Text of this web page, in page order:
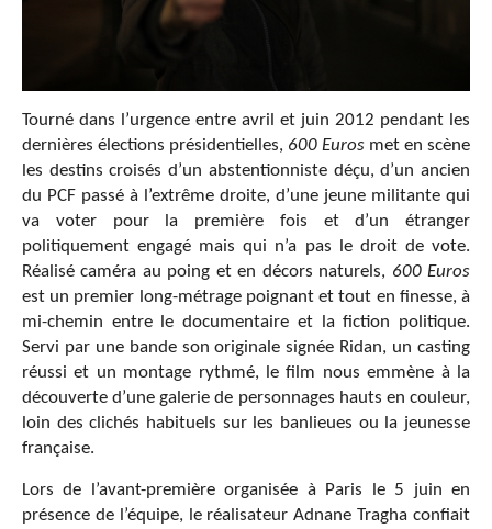
Tourné dans l’urgence entre avril et juin 2012 pendant les
dernières élections présidentielles, 600 Euros met en scène
les destins croisés d’un abstentionniste déçu, d’un ancien
du PCF passé à l’extrême droite, d’une jeune militante qui
va voter pour la première fois et d’un étranger
politiquement engagé mais qui n’a pas le droit de vote.
Réalisé caméra au poing et en décors naturels, 600 Euros
est un premier long-métrage poignant et tout en finesse, à
mi-chemin entre le documentaire et la fiction politique.
Servi par une bande son originale signée Ridan, un casting
réussi et un montage rythmé, le film nous emmène à la
découverte d’une galerie de personnages hauts en couleur,
loin des clichés habituels sur les banlieues ou la jeunesse
française.
Lors de l’avant-première organisée à Paris le 5 juin en
présence de l’équipe, le réalisateur Adnane Tragha confiait